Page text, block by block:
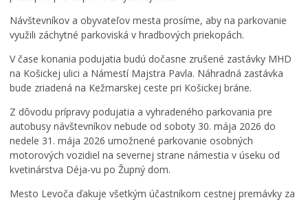
Návštevníkov a obyvateľov mesta prosíme, aby na parkovanie
využili záchytné parkoviská v hradbových priekopách.
V čase konania podujatia budú dočasne zrušené zastávky MHD
na Košickej ulici a Námestí Majstra Pavla. Náhradná zastávka
bude zriadená na Kežmarskej ceste pri Košickej bráne.
Z dôvodu prípravy podujatia a vyhradeného parkovania pre
autobusy návštevníkov nebude od soboty 30. mája 2026 do
nedele 31. mája 2026 umožnené parkovanie osobných
motorových vozidiel na severnej strane námestia v úseku od
kvetinárstva Déja-vu po Župný dom.
Mesto Levoča ďakuje všetkým účastníkom cestnej premávky za
p
i
v
é
h
o
e
g
á
l
u
o
s
a
n
e
s
o
v
d
u
c
h
c
a
n
i
d
e
k
n
o
v
i
P
t